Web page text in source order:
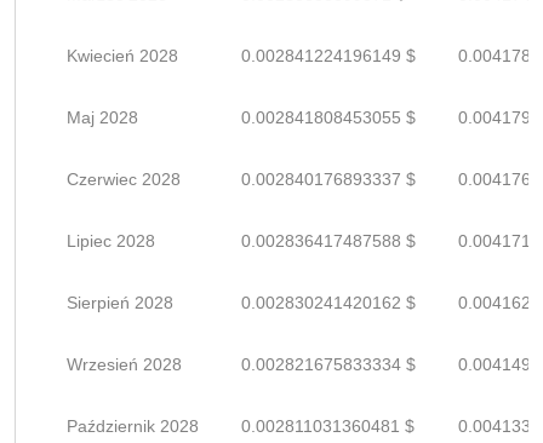
Kwiecień 2028 0.002841224196149 $
Maj 2028 0.002841808453055 $
Czerwiec 2028 0.002840176893337 $
Lipiec 2028 0.002836417487588 $
Sierpień 2028 0.002830241420162 $
Wrzesień 2028 0.002821675833334 $
Październik 2028 0.002811031360481 $